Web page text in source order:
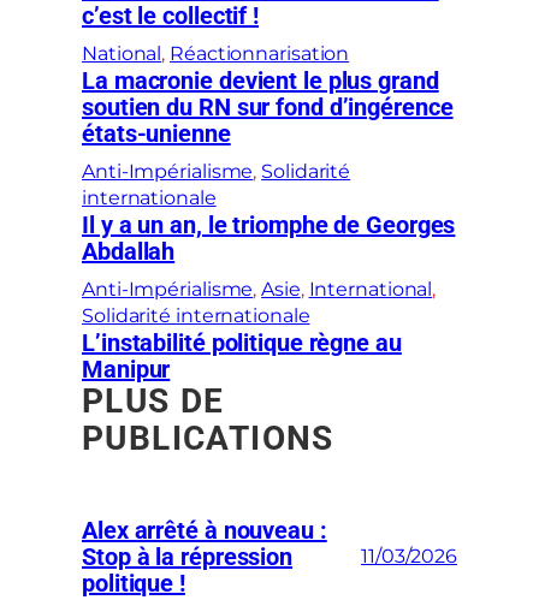
c’est le collectif !
National , Réactionnarisation
La macronie devient le plus grand
soutien du RN sur fond d’ingérence
états-unienne
Anti-Impérialisme, Solidarité
internationale
Il y a un an, le triomphe de Georges
Abdallah
Anti-Impérialisme, Asie, International
Solidarité internationale
L’instabilité politique règne au
Manipur
PLUS DE
PUBLICATIONS
Alex arrêté à nouveau :
Stop à la répression
politique !
11/03/2026